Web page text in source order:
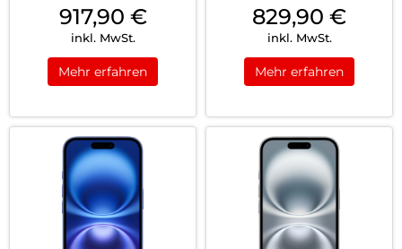
917,90 €
inkl. MwSt.
Mehr erfahren
829,90 €
inkl. MwSt.
Mehr erfahren